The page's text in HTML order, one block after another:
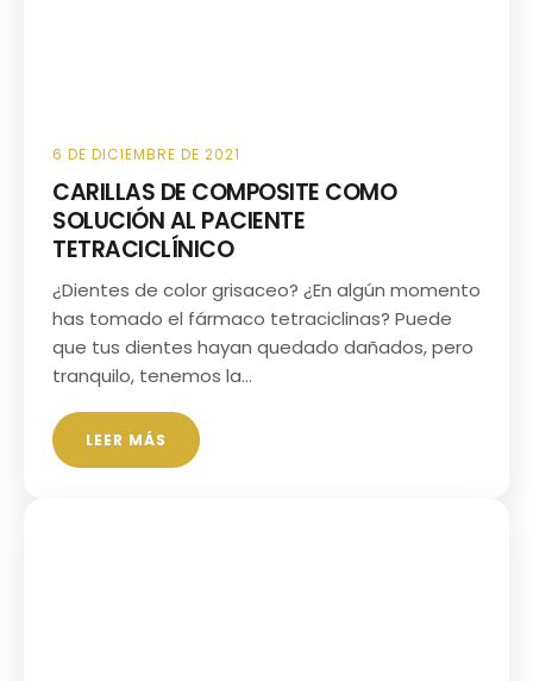
6 DE DICIEMBRE DE 2021
CARILLAS DE COMPOSITE COMO
SOLUCIÓN AL PACIENTE
TETRACICLÍNICO
¿Dientes de color grisaceo? ¿En algún momento
has tomado el fármaco tetraciclinas? Puede
que tus dientes hayan quedado dañados, pero
tranquilo, tenemos la…
LEER MÁS